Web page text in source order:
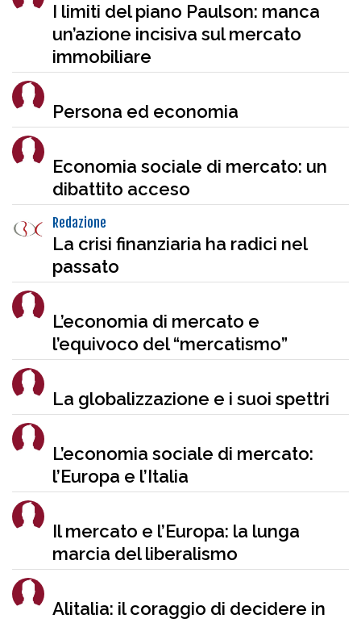
I limiti del piano Paulson: manca
un’azione incisiva sul mercato
immobiliare
Persona ed economia
Economia sociale di mercato: un
dibattito acceso
Redazione
La crisi finanziaria ha radici nel
passato
L’economia di mercato e
l’equivoco del “mercatismo”
La globalizzazione e i suoi spettri
L’economia sociale di mercato:
l’Europa e l’Italia
Il mercato e l’Europa: la lunga
marcia del liberalismo
Alitalia: il coraggio di decidere in